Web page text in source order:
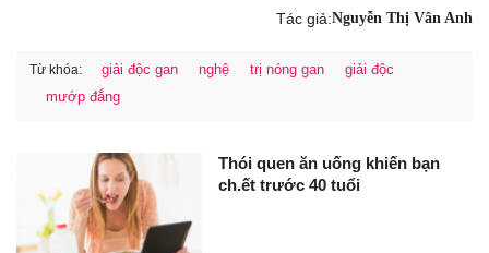
Tác giả:Nguyễn Thị Vân Anh
Từ khóa: giải độc gan nghệ trị nóng gan
giải độc
mướp đắng
Thói quen ăn uống khiến bạn
ch.ết trước 40 tuổi